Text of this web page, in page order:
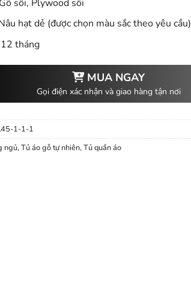
sồi, Plywood sồi
hạt dẻ (được chọn màu sắc theo yêu cầu)
tháng
MUA NGAY
Gọi điện xác nhận và giao hàng tận nơi
1-1-1
ngủ,Tủ áo gỗ tự nhiên,Tủ quần áo